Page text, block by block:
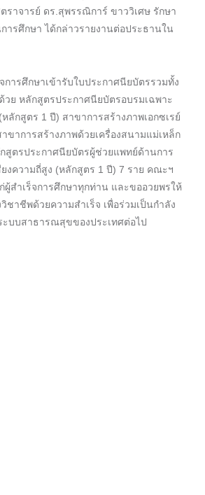
ราจารย์ ดร.สุพรรณิการ์ ขาววิเศษ รักษา
รศึกษา ได้กล่าวรายงานต่อประธานใน
การศึกษาเข้ารับใบประกาศนียบัตรรวมทั้ง
วย หลักสูตรประกาศนียบัตรอบรมเฉพาะ
ลักสูตร 1 ปี) สาขาการสร้างภาพเอกซเรย์
ขาการสร้างภาพด้วยเครื่องสนามแม่เหล็ก
สูตรประกาศนียบัตรผู้ช่วยแพทย์ด้านการ
งความถี่สูง (หลักสูตร 1 ปี) 7 ราย คณะฯ
สำเร็จการศึกษาทุกท่าน และขออวยพรให้
ชาชีพด้วยความสำเร็จ เพื่อร่วมเป็นกำลัง
บบสาธารณสุขของประเทศต่อไป